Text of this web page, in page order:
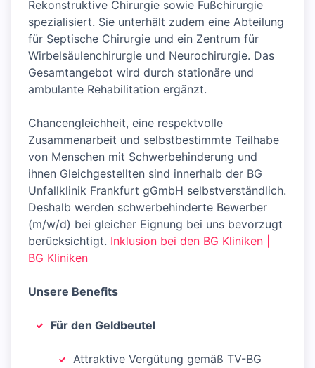
Rekonstruktive Chirurgie sowie Fußchirurgie
spezialisiert. Sie unterhält zudem eine Abteilung
für Septische Chirurgie und ein Zentrum für
Wirbelsäulenchirurgie und Neurochirurgie. Das
Gesamtangebot wird durch stationäre und
ambulante Rehabilitation ergänzt.
Chancengleichheit, eine respektvolle
Zusammenarbeit und selbstbestimmte Teilhabe
von Menschen mit Schwerbehinderung und
ihnen Gleichgestellten sind innerhalb der BG
Unfallklinik Frankfurt gGmbH selbstverständlich.
Deshalb werden schwerbehinderte Bewerber
(m/w/d) bei gleicher Eignung bei uns bevorzugt
berücksichtigt. Inklusion bei den BG Kliniken |
BG Kliniken
Unsere Benefits
Für den Geldbeutel
Attraktive Vergütung gemäß TV-BG